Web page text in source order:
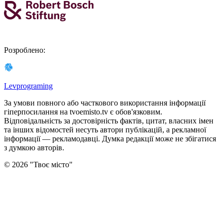
Розроблено:
Levprograming
За умови повного або часткового використання iнформацiї
гіперпосилання на tvoemisto.tv є обов'язковим.
Відповідальність за достовірність фактів, цитат, власних імен
та інших відомостей несуть автори публікацій, а рекламної
інформації — рекламодавці. Думка редакцiї може не збiгатися
з думкою авторiв.
© 2026 "Твоє місто"